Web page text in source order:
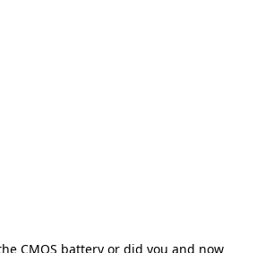
CMOS battery or did you and now